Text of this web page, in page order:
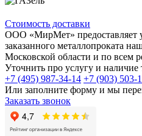
Стоимость доставки
ООО «МирМет» предоставляет
заказанного металлопроката
Московской области и по всем
Уточнить про услугу и наличие
+7 (495) 987-34-14 +7 (903) 503-
Или заполните форму и мы
Заказать звонок